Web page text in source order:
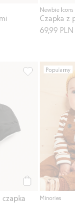
Newbie Icons
Czapka z
69,99 PLN
Dodaj do listy
Popularny
Minories